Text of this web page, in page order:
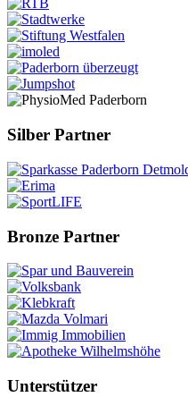
Silber Partner
Bronze Partner
Unterstützer